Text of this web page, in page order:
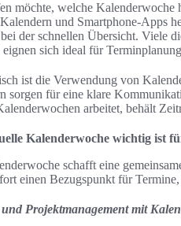
möchte, welche
und Smartphone-Apps
der schnellen Übersicht. Viele
eignen sich ideal für
ist die Verwendung von
sorgen für eine klare
arbeitet, behält
Kalenderwoche wichtig ist
schafft eine
einen Bezugspunkt für
Projektmanagement mit